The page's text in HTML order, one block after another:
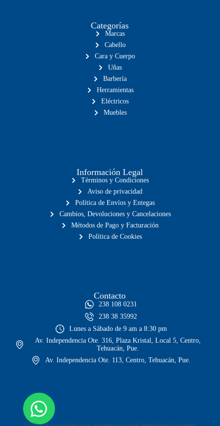
Categorías
Marcas
Cabello
Cara y Cuerpo
Uñas
Barbería
Herramientas
Eléctricos
Muebles
Información Legal
Términos y Condiciones
Aviso de privacidad
Política de Envíos y Entegas
Cambios, Devoluciones y Cancelaciones
Métodos de Pago y Facturación
Política de Cookies
Contacto
238 108 0231
238 38 35992
Lunes a Sábado de 9 am a 8:30 pm
Av. Independencia Ote. 316, Plaza Kristal, Local 5, Centro,
Tehuacán, Pue.
Av. Independencia Ote. 113, Centro, Tehuacán, Pue.